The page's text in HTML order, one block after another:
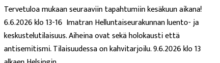
Tervetuloa mukaan seuraaviin tapahtumiin kesäkuun aikana!
6.6.2026 klo 13-16 Imatran Helluntaiseurakunnan luento- ja
keskustelutilaisuus. Aiheina ovat sekä holokausti että
antisemitismi. Tilaisuudessa on kahvitarjoilu. 9.6.2026 klo 13